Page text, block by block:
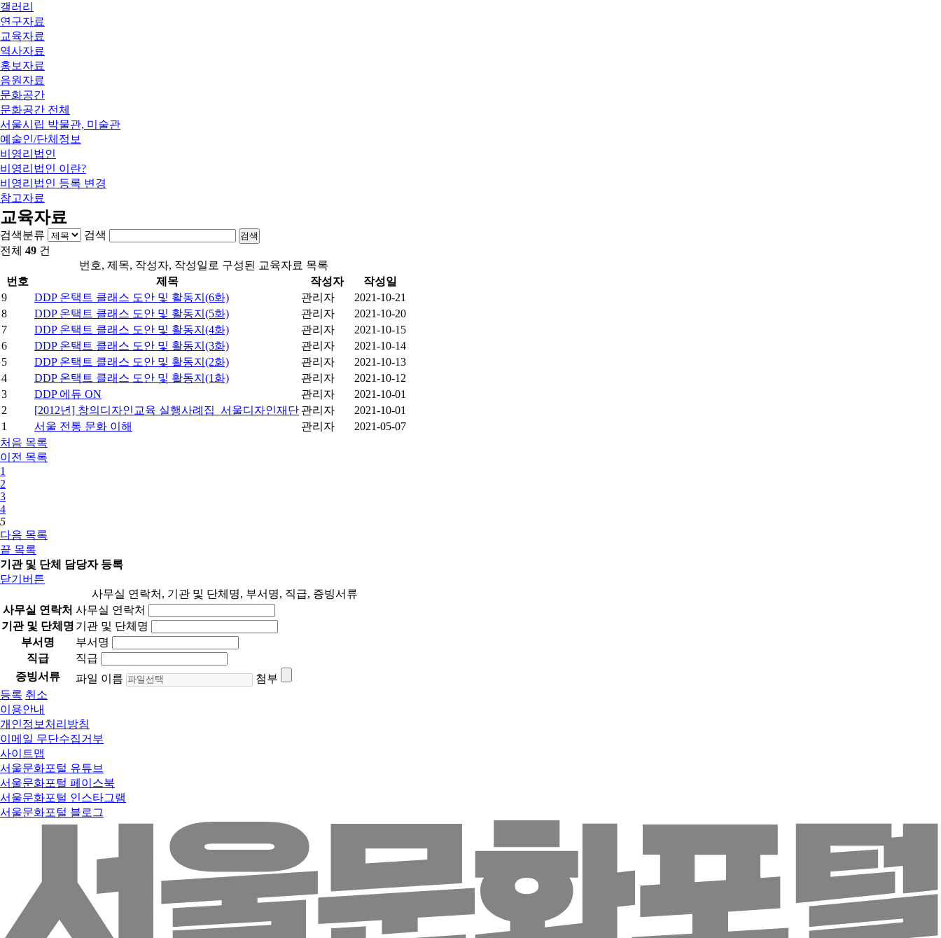
갤러리
연구자료
교육자료
역사자료
홍보자료
음원자료
문화공간
문화공간 전체
서울시립 박물관, 미술관
예술인/단체정보
비영리법인
비영리법인 이란?
비영리법인 등록 변경
참고자료
교육자료
검색분류 검색 검색
전체 49 건
번호, 제목, 작성자, 작성일로 구성된 교육자료 목록
번호
제목 작성자
작성일
9
DDP 온택트 클래스 도안 및 활동지(6화) 관리자
2021-10-21
8
DDP 온택트 클래스 도안 및 활동지(5화) 관리자
2021-10-20
7
DDP 온택트 클래스 도안 및 활동지(4화) 관리자
2021-10-15
6
DDP 온택트 클래스 도안 및 활동지(3화) 관리자
2021-10-14
5
DDP 온택트 클래스 도안 및 활동지(2화) 관리자
2021-10-13
4
DDP 온택트 클래스 도안 및 활동지(1화) 관리자
2021-10-12
3
DDP 에듀 ON 관리자
2021-10-01
2
[2012년] 창의디자인교육 실행사례집_서울디자인재단 관리자
2021-10-01
1
서울 전통 문화 이해 관리자
2021-05-07
처음 목록
이전 목록
1
2
3
4
5
다음 목록
끝 목록
기관 및 단체 담당자 등록
닫기버튼
사무실 연락처, 기관 및 단체명, 부서명, 직급, 증빙서류
사무실 연락처 사무실 연락처
기관 및 단체명 기관 및 단체명
부서명
부서명
직급
직급
증빙서류
파일 이름
첨부
등록 취소
이용안내
개인정보처리방침
이메일 무단수집거부
사이트맵
서울문화포털 유튜브
서울문화포털 페이스북
서울문화포털 인스타그램
서울문화포털 블로그